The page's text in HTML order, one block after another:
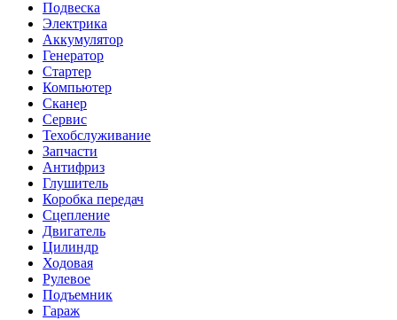
Подвеска
Электрика
Аккумулятор
Генератор
Стартер
Компьютер
Сканер
Сервис
Техобслуживание
Запчасти
Антифриз
Глушитель
Коробка передач
Сцепление
Двигатель
Цилиндр
Ходовая
Рулевое
Подъемник
Гараж